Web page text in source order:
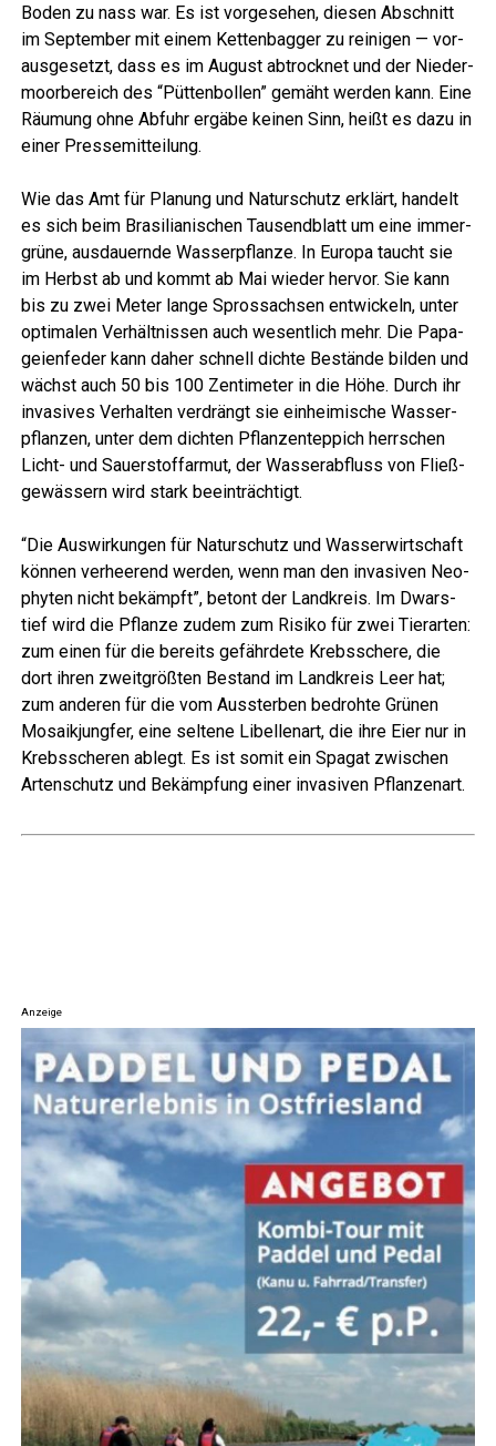
Boden zu nass war. Es ist vor­ge­se­hen, die­sen Abschnitt
im Sep­tem­ber mit einem Ket­ten­bag­ger zu rei­ni­gen — vor­
aus­ge­setzt, dass es im August abtrock­net und der Nie­der­
moor­be­reich des “Püt­ten­bol­len” gemäht wer­den kann. Eine
Räu­mung ohne Abfuhr ergä­be kei­nen Sinn, heißt es dazu in
einer Pressemitteilung.
Wie das Amt für Pla­nung und Natur­schutz erklärt, han­delt
es sich beim Bra­si­lia­ni­schen Tau­send­blatt um eine immer­
grü­ne, aus­dau­ern­de Was­ser­pflan­ze. In Euro­pa taucht sie
im Herbst ab und kommt ab Mai wie­der her­vor. Sie kann
bis zu zwei Meter lan­ge Spross­ach­sen ent­wi­ckeln, unter
opti­ma­len Ver­hält­nis­sen auch wesent­lich mehr. Die Papa­
gei­en­fe­der kann daher schnell dich­te Bestän­de bil­den und
wächst auch 50 bis 100 Zen­ti­me­ter in die Höhe. Durch ihr
inva­si­ves Ver­hal­ten ver­drängt sie ein­hei­mi­sche Was­ser­
pflan­zen, unter dem dich­ten Pflan­zen­tep­pich herr­schen
Licht- und Sau­er­stoff­ar­mut, der Was­ser­ab­fluss von Fließ­
ge­wäs­sern wird stark beeinträchtigt.
“Die Aus­wir­kun­gen für Natur­schutz und Was­ser­wirt­schaft
kön­nen ver­hee­rend wer­den, wenn man den inva­si­ven Neo­
phy­ten nicht bekämpft”, betont der Land­kreis. Im Dwar­s­
tief wird die Pflan­ze zudem zum Risi­ko für zwei Tier­ar­ten:
zum einen für die bereits gefähr­de­te Krebs­sche­re, die
dort ihren zweit­größ­ten Bestand im Land­kreis Leer hat;
zum ande­ren für die vom Aus­ster­ben bedroh­te Grü­nen
Mosa­ik­jung­fer, eine sel­te­ne Libel­len­art, die ihre Eier nur in
Krebs­sche­ren ablegt. Es ist somit ein Spa­gat zwi­schen
Arten­schutz und Bekämp­fung einer inva­si­ven Pflanzenart.
Anzeige